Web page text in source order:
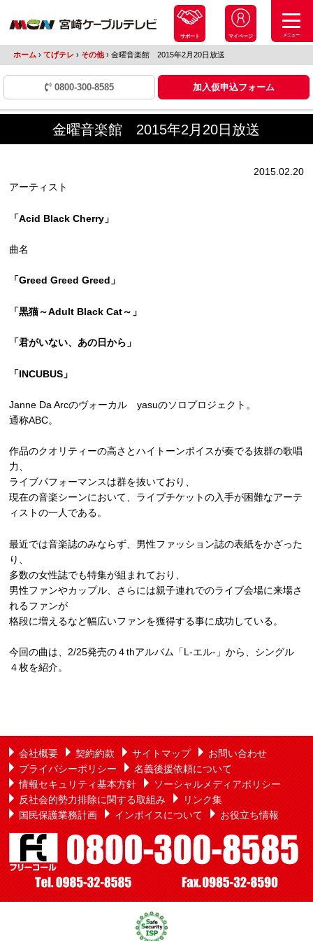
サポート マイページ メニュー
ホーム › てげテレ › その他 ›金曜音楽館 2015年2月20日放送
0800-300-8585 加入仮申込フォーム
金曜音楽館 2015年2月20日放送
2015.02.20
アーティスト
「Acid Black Cherry」
曲名
「Greed Greed Greed」
「黒猫～Adult Black Cat～」
「君がいない、あの日から」
「INCUBUS」
Janne Da Arcのヴォーカル yasuのソロプロジェクト。
通称ABC。
作品のクオリティーの高さとハイトーンボイスが奏でる抜群の歌唱
力、
ライブパフォーマンスは群を抜いており、
現在の音楽シーンにおいて、ライブチケットの入手が困難なアーテ
ィストの一人である。
最近では音楽誌のみならず、男性ファッション誌の表紙をかざった
り、
多数の女性誌でも特集が組まれており、
男性ファンやカップル、さらには親子連れでのライブ会場に来場さ
れるファンが
格段に増えるなど幅広いファンを獲得する事に成功している。
今回の曲は、2/25発売の４thアルバム「L-エル-」から、シングル
４枚を紹介。
会社概要 契約約款 サイトマップ
お問い合わせ
プライバシーポリシー
名義後援依頼について
情報セキュリティ基本方針
ソーシャルメディアポリシー
反社会的勢力排除に関する取組み
リンク集
国民保護業務計画
インボイスについて お役立ち情報